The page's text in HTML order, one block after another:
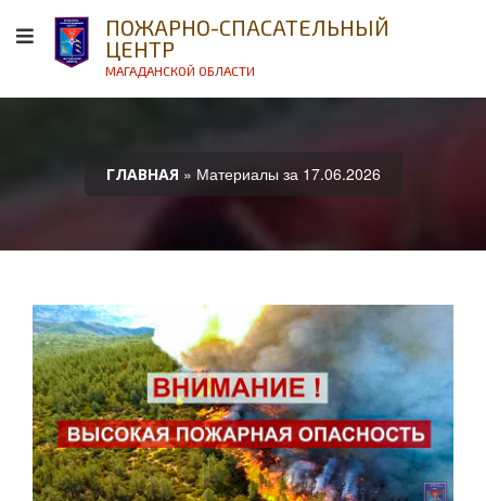
ПОЖАРНО-СПАСАТЕЛЬНЫЙ
ЦЕНТР
МАГАДАНСКОЙ ОБЛАСТИ
ГЛАВНАЯ » Материалы за 17.06.2026